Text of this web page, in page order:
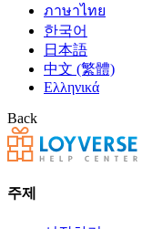
ภาษาไทย
한국어
日本語
中文 (繁體)
Ελληνικά
Back
주제